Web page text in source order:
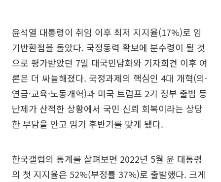
윤석열 대통령이 취임 이후 최저 지지율(17%)로 임
기반환점을 돌았다. 국정동력 확보에 분수령이 될 것
으로 평가받았던 7일 대국민담화와 기자회견 이후 여
론은 더 싸늘해졌다. 국정과제의 핵심인 4대 개혁(의·
연금·교육·노동개혁)과 미국 트럼프 2기 정부 출범 등
난제가 산적한 상황에서 국민 신뢰 회복이라는 상당
한 부담을 안고 임기 후반기를 맞게 됐다.
한국갤럽의 통계를 살펴보면 2022년 5월 윤 대통령
의 첫 지지율은 52%(부정률 37%)로 출발했다. 크게